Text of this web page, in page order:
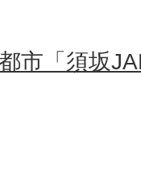
市「須坂